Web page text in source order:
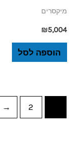
מיקסרים
₪5,004
הוספה לסל
2
←